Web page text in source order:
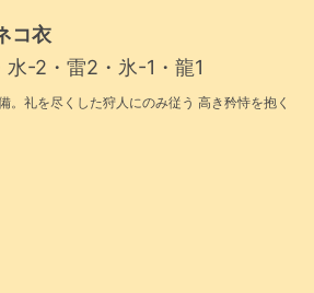
コ衣
-2・雷2・氷-1・龍1
。礼を尽くした狩人にのみ従う 高き矜恃を抱く